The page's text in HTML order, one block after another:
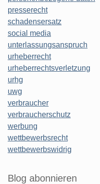
presserecht
schadensersatz
social media
unterlassungsanspruch
urheberrecht
urheberrechtsverletzung
urhg
uwg
verbraucher
verbraucherschutz
werbung
wettbewerbsrecht
wettbewerbswidrig
Blog abonnieren